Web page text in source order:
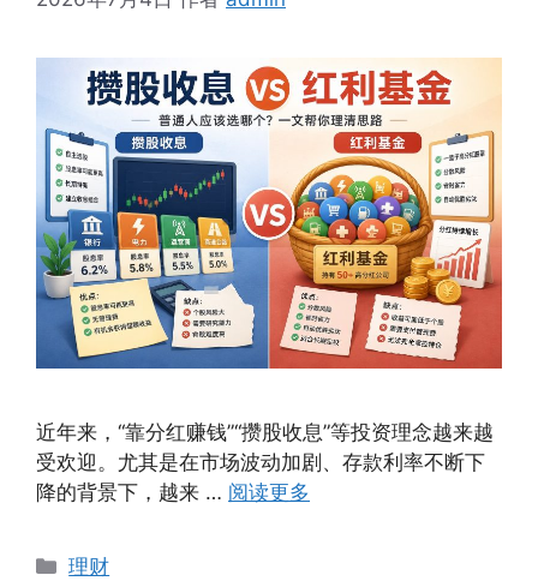
近年来，“靠分红赚钱”“攒股收息”等投资理念越来越
受欢迎。尤其是在市场波动加剧、存款利率不断下
降的背景下，越来 … 阅读更多
分
理财